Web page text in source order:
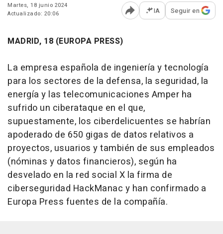
Martes, 18 junio 2024
Actualizado: 20:06
Abrir opciones para
IA Seguir en
MADRID, 18 (EUROPA PRESS)
La empresa española de ingeniería y tecnología
para los sectores de la defensa, la seguridad, la
energía y las telecomunicaciones Amper ha
sufrido un ciberataque en el que,
supuestamente, los ciberdelicuentes se habrían
apoderado de 650 gigas de datos relativos a
proyectos, usuarios y también de sus empleados
(nóminas y datos financieros), según ha
desvelado en la red social X la firma de
ciberseguridad HackManac y han confirmado a
Europa Press fuentes de la compañía.